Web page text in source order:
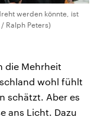
werden könnte, ist
Ralph Peters)
die Mehrheit
wohl fühlt
schätzt. Aber es
ans Licht. Dazu